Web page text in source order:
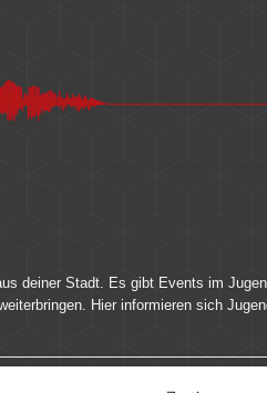
deiner Stadt. Es gibt Events im
Hier informieren sich